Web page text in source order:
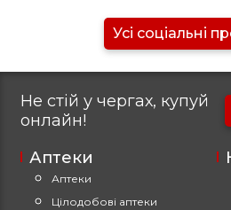
Усі соціальні
Не стій у чергах, купуй
онлайн!
Аптеки
Аптеки
Цілодобові аптеки